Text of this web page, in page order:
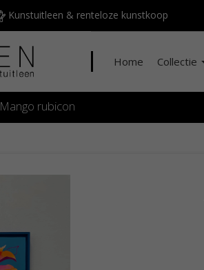
Kunstuitleen & renteloze kunstkoop
Home Collectie
Mango rubicon